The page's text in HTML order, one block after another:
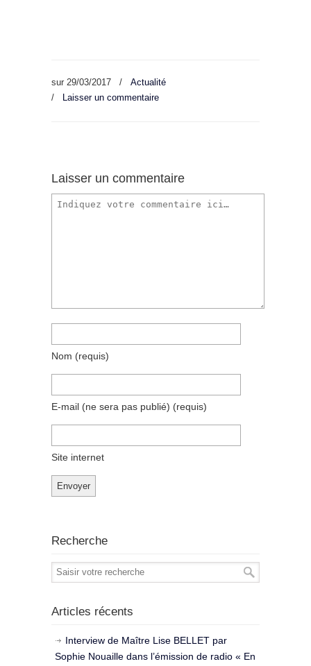
sur 29/03/2017 /
Actualité
/
Laisser un commentaire
Laisser un commentaire
Nom (requis)
E-mail (ne sera pas publié) (requis)
Site internet
Recherche
Articles récents
Interview de Maître Lise BELLET par
Sophie Nouaille dans l’émission de radio « En